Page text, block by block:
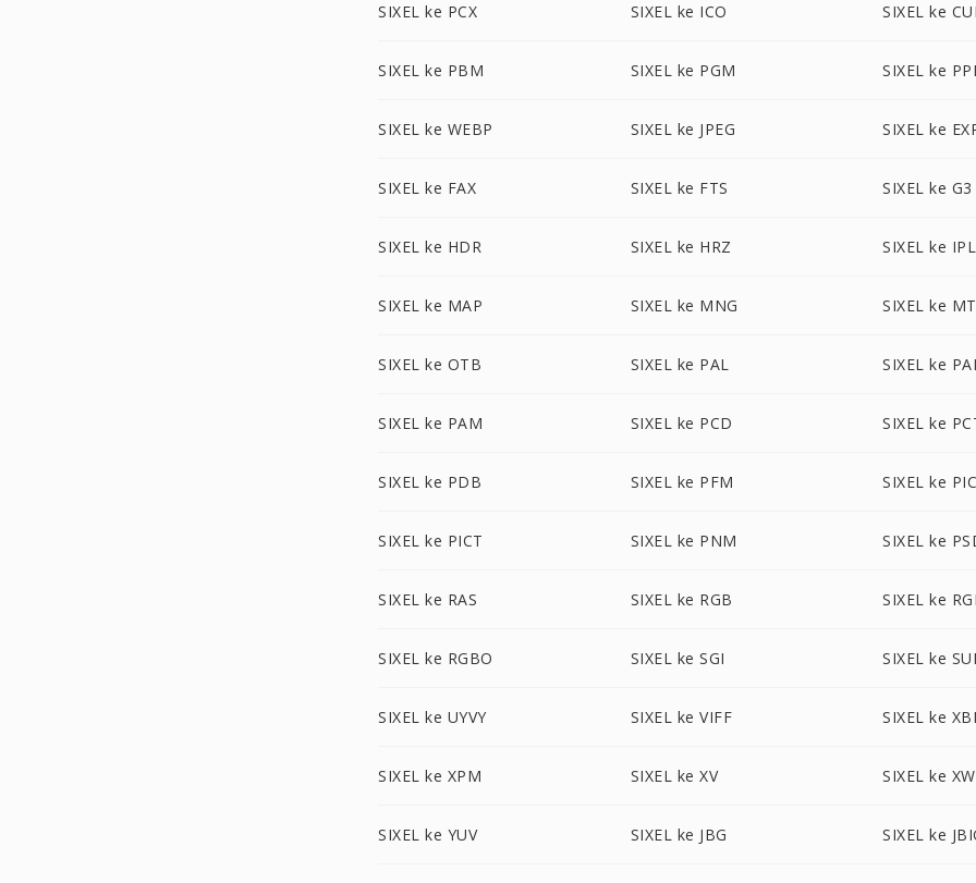
SIXEL ke PCX SIXEL ke ICO SIXEL ke
SIXEL ke PBM SIXEL ke PGM SIXEL ke
SIXEL ke WEBP SIXEL ke JPEG SIXEL ke
SIXEL ke FAX SIXEL ke FTS SIXEL ke G3
SIXEL ke HDR SIXEL ke HRZ SIXEL ke IPL
SIXEL ke MAP SIXEL ke MNG SIXEL ke
SIXEL ke OTB SIXEL ke PAL SIXEL ke
SIXEL ke PAM SIXEL ke PCD SIXEL ke
SIXEL ke PDB SIXEL ke PFM SIXEL ke
SIXEL ke PICT SIXEL ke PNM SIXEL ke
SIXEL ke RAS SIXEL ke RGB SIXEL ke
SIXEL ke RGBO SIXEL ke SGI SIXEL ke
SIXEL ke UYVY SIXEL ke VIFF SIXEL ke
SIXEL ke XPM SIXEL ke XV SIXEL ke
SIXEL ke YUV SIXEL ke JBG SIXEL ke